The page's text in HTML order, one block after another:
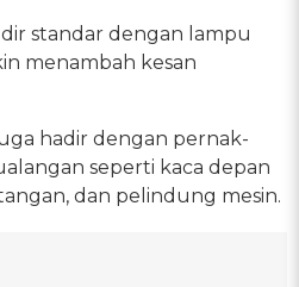
standar dengan lampu
menambah kesan
hadir dengan pernak-
seperti kaca depan
dan pelindung mesin.